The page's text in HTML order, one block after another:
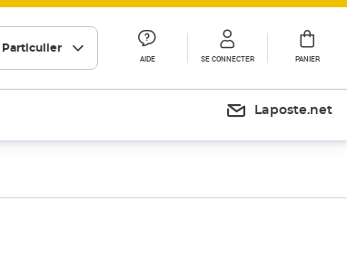
Particulier
AIDE SE CONNECTER PANIER
Laposte.net